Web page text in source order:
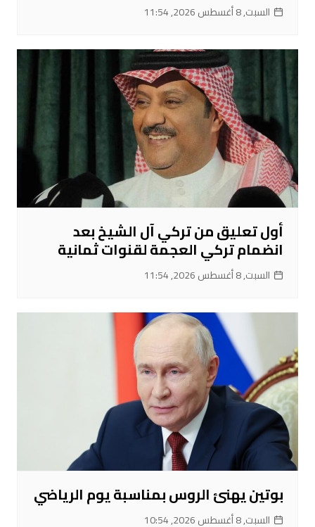
السبت, 8 أغسطس 2026, 11:54
أول تعليق من تركي آل الشيخ بعد
انضمام تركي العجمة لقنوات ثمانية
السبت, 8 أغسطس 2026, 11:54
بوتين يهنئ الروس بمناسبة يوم الرياضي
السبت, 8 أغسطس 2026, 10:54